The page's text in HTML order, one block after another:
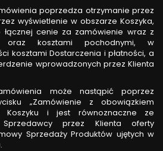
poprzedza otrzymanie przez
wyświetlenie w obszarze Koszyka,
łącznej cenie za zamówienie wraz z
oraz kosztami pochodnymi, w
kosztami Dostarczenia i płatności, a
wprowadzonych przez Klienta
może nastąpić poprzez
„Zamówienie z obowiązkiem
Koszyku i jest równoznaczne ze
Sprzedawcy przez Klienta oferty
Sprzedaży Produktów ujętych w